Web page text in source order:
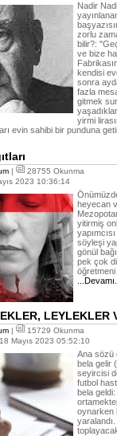
Nadir
zorlu
bilir?:
ve bize
kendisi
sonra
fazla
gitmek
yirmi
evin sahibi bir punduna
|
28755 Okunma
2023 10:36:14
heyecan
yitirmiş
söyleşi
gönül
pek çok
LEYLEKLER
|
15729 Okunma
Mayıs 2023 05:52:10
Ana sözü
bela gelir
seyircisi
futbol
bela geldi:
oynarken